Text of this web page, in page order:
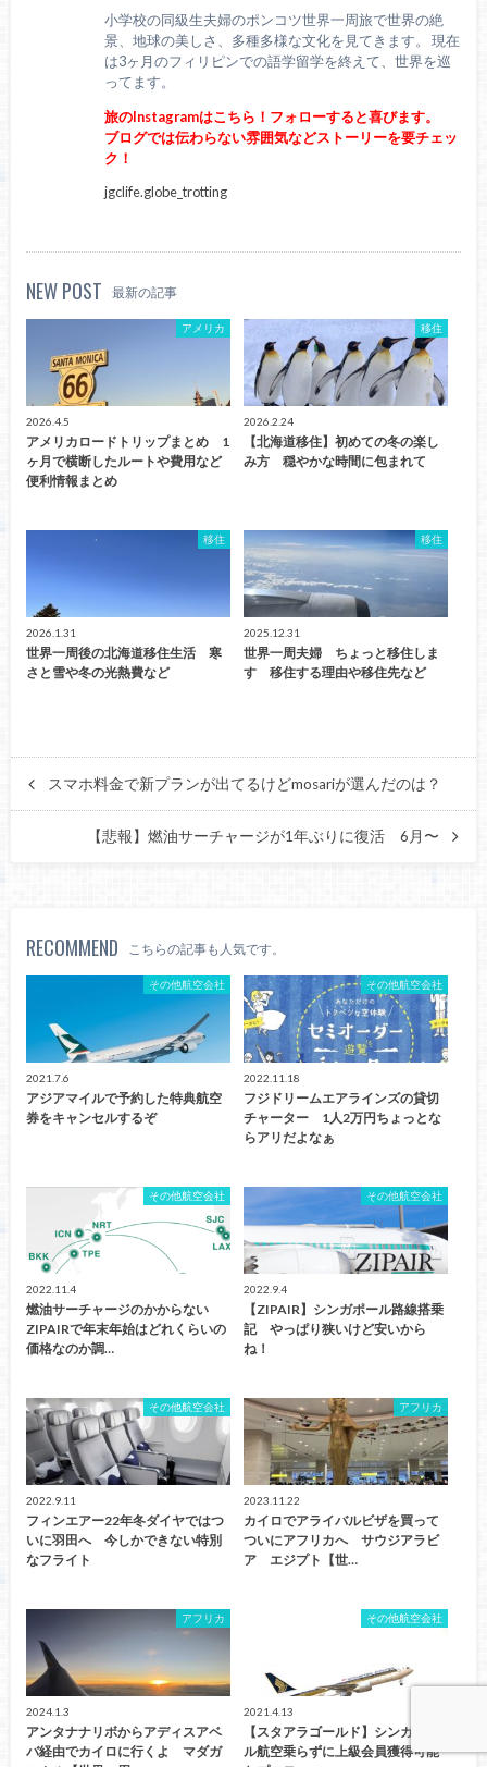
小学校の同級生夫婦のポンコツ世界一周旅で世界の絶
景、地球の美しさ、多種多様な文化を見てきます。 現在
は3ヶ月のフィリピンでの語学留学を終えて、世界を巡
ってます。
旅のInstagramはこちら！フォローすると喜びます。
ブログでは伝わらない雰囲気などストーリーを要チェッ
ク！
jgclife.globe_trotting
NEW POST 最新の記事
アメリカ
2026.4.5
アメリカロードトリップまとめ 1
ヶ月で横断したルートや費用など
便利情報まとめ
移住
2026.2.24
【北海道移住】初めての冬の楽し
み方 穏やかな時間に包まれて
移住
2026.1.31
世界一周後の北海道移住生活 寒
さと雪や冬の光熱費など
移住
2025.12.31
世界一周夫婦 ちょっと移住しま
す 移住する理由や移住先など
スマホ料金で新プランが出てるけどmosariが選んだのは？
【悲報】燃油サーチャージが1年ぶりに復活 6月〜
RECOMMEND こちらの記事も人気です。
その他航空会社
2021.7.6
アジアマイルで予約した特典航空
券をキャンセルするぞ
その他航空会社
2022.11.18
フジドリームエアラインズの貸切
チャーター 1人2万円ちょっとな
らアリだよなぁ
その他航空会社
2022.11.4
燃油サーチャージのかからない
ZIPAIRで年末年始はどれくらいの
価格なのか調…
その他航空会社
2022.9.4
【ZIPAIR】シンガポール路線搭乗
記 やっぱり狭いけど安いから
ね！
その他航空会社
2022.9.11
フィンエアー22年冬ダイヤではつ
いに羽田へ 今しかできない特別
なフライト
アフリカ
2023.11.22
カイロでアライバルビザを買って
ついにアフリカへ サウジアラビ
ア エジプト【世…
アフリカ
2024.1.3
アンタナナリボからアディスアベ
バ経由でカイロに行くよ マダガ
その他航空会社
2021.4.13
【スタアラゴールド】シンガポー
ル航空乗らずに上級会員獲得可能